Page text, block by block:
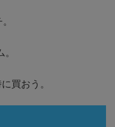
買おう。